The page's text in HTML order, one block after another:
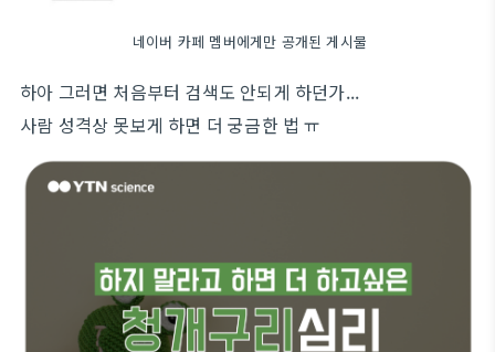
네이버 카페 멤버에게만 공개된 게시물
하아 그러면 처음부터 검색도 안되게 하던가...
사람 성격상 못보게 하면 더 궁금한 법 ㅠ